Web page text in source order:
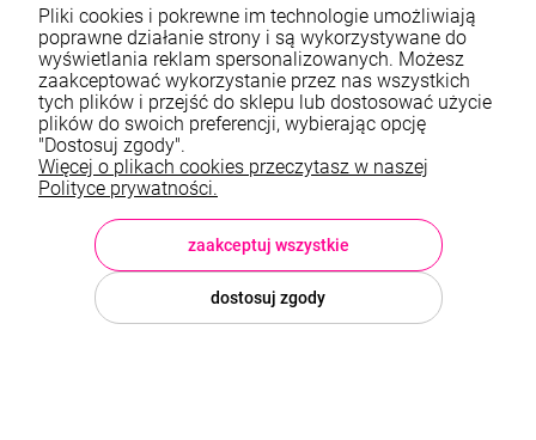
Informacje
O nas
TWOJE KONTO
Sklep: StaloweLOVE, Krajobrazowa 13/5, 35-119 Rzeszów, woj.
podkarpackie, NIP: 8133612433, tel.:572 989 669
sklep@stalowelove.com.pl
Pliki cookies i pokrewne im technologie umożliwiają
poprawne działanie strony i są wykorzystywane do
wyświetlania reklam spersonalizowanych. Możesz
zaakceptować wykorzystanie przez nas wszystkich
tych plików i przejść do sklepu lub dostosować użycie
plików do swoich preferencji, wybierając opcję
"Dostosuj zgody".
Więcej o plikach cookies przeczytasz w naszej
Polityce prywatności.
dostosuj zgody
zaakceptuj wszystkie